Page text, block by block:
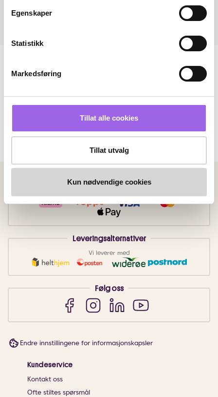
Egenskaper
Statistikk
Markedsføring
Tillat alle cookies
Tillat utvalg
Kun nødvendige cookies
Betalingsmetoder
Leveringsalternativer
Vi leverer med
Følg oss
Endre innstillingene for informasjonskapsler
Kundeservice
Kontakt oss
Ofte stiltes spørsmål